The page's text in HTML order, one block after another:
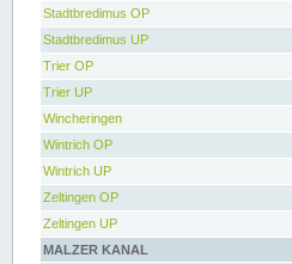
Stadtbredimus OP
Stadtbredimus UP
Trier OP
Trier UP
Wincheringen
Wintrich OP
Wintrich UP
Zeltingen OP
Zeltingen UP
MALZER KANAL